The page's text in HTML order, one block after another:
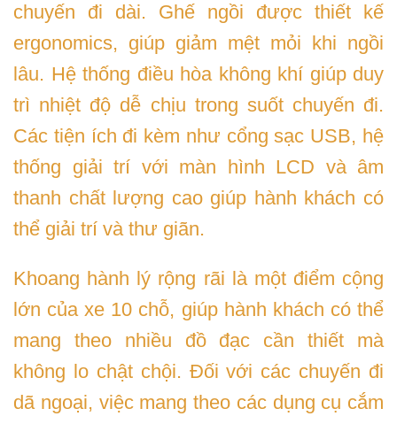
chuyến đi dài. Ghế ngồi được thiết kế
ergonomics, giúp giảm mệt mỏi khi ngồi
lâu. Hệ thống điều hòa không khí giúp duy
trì nhiệt độ dễ chịu trong suốt chuyến đi.
Các tiện ích đi kèm như cổng sạc USB, hệ
thống giải trí với màn hình LCD và âm
thanh chất lượng cao giúp hành khách có
thể giải trí và thư giãn.
Khoang hành lý rộng rãi là một điểm cộng
lớn của xe 10 chỗ, giúp hành khách có thể
mang theo nhiều đồ đạc cần thiết mà
không lo chật chội. Đối với các chuyến đi
dã ngoại, việc mang theo các dụng cụ cắm